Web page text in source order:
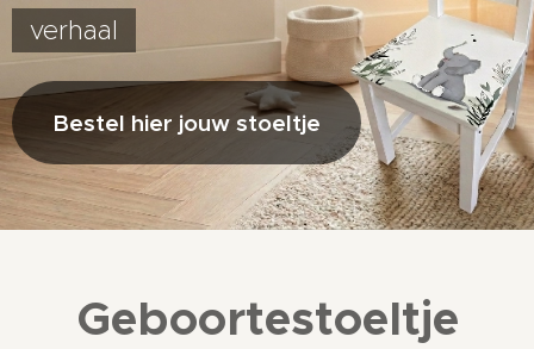
verhaal
Bestel hier jouw stoeltje
Geboortestoeltje